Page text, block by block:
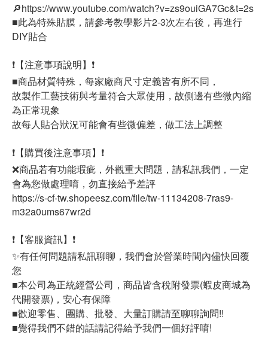
🔎https://www.youtube.com/watch?v=zs9ouiGA7Gc&t=2s
■此為特殊貼膜，請參考教學影片2-3次左右後，再進行
DIY貼合
❗【注意事項說明】❗
■商品材質特殊，每家廠商尺寸定義皆有所不同，
故製作工藝技術與考量符合大眾使用，故側邊有些微內縮
為正常現象
故每人貼合狀況可能會有些微偏差，做工法上調整
❗【購買後注意事項】❗
❌商品若有功能瑕疵，外觀重大問題，請私訊我們，一定
會為您做處理唷，勿直接給予差評
https://s-cf-tw.shopeesz.com/file/tw-11134208-7ras9-
m32a0ums67wr2d
❗【客服資訊】❗
✨有任何問題請私訊聊聊，我們會於營業時間內儘快回覆
您
■本公司為正統經營公司，商品皆含稅附發票(蝦皮商城為
代開發票)，安心有保障
■歡迎零售、團購、批發、大量訂購請至聊聊詢問!!
■覺得我們不錯的話請記得給予我們一個好評唷!